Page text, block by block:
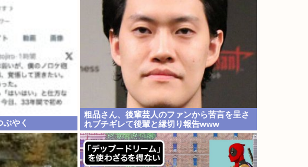
やく
粗品さん、後輩芸人のファンから苦言を呈さ
れブチギレて後輩と縁切り報告www